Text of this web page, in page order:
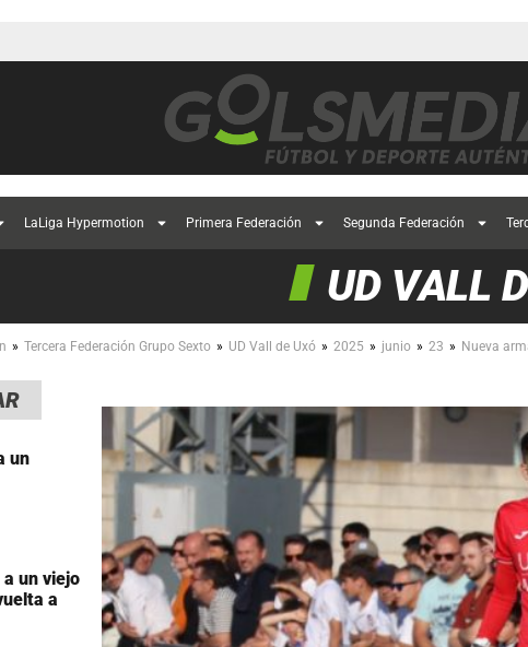
LaLiga Hypermotion Primera Federación Segunda Federación
UD VALL
» Tercera Federación Grupo Sexto » UD Vall de Uxó » 2025 » junio » 23 » Nueva
un
un viejo
a